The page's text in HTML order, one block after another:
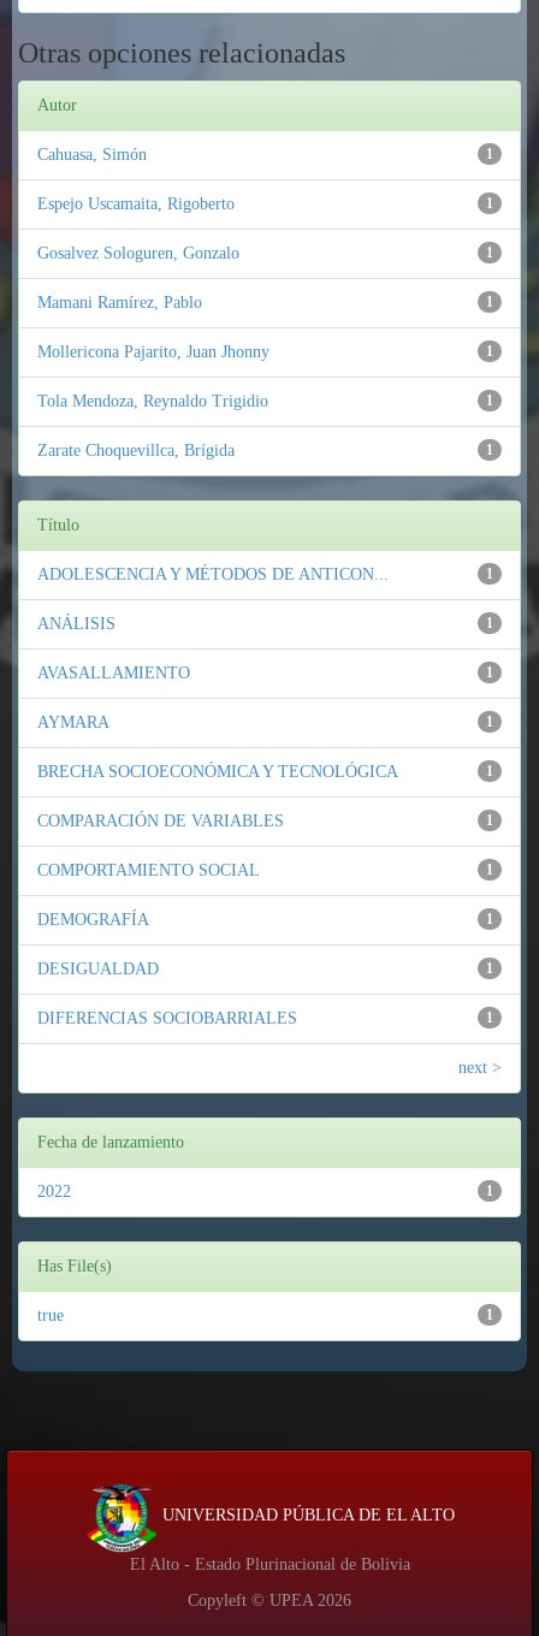
Otras opciones relacionadas
Autor
1
Cahuasa, Simón
1
Espejo Uscamaita, Rigoberto
1
Gosalvez Sologuren, Gonzalo
1
Mamani Ramírez, Pablo
1
Mollericona Pajarito, Juan Jhonny
1
Tola Mendoza, Reynaldo Trigidio
1
Zarate Choquevillca, Brígida
Título
1
ADOLESCENCIA Y MÉTODOS DE ANTICON...
1
ANÁLISIS
1
AVASALLAMIENTO
1
AYMARA
1
BRECHA SOCIOECONÓMICA Y TECNOLÓGICA
1
COMPARACIÓN DE VARIABLES
1
COMPORTAMIENTO SOCIAL
1
DEMOGRAFÍA
1
DESIGUALDAD
1
DIFERENCIAS SOCIOBARRIALES
next >
Fecha de lanzamiento
1
2022
Has File(s)
1
true
UNIVERSIDAD PÚBLICA DE EL ALTO
El Alto - Estado Plurinacional de Bolivia
Copyleft © UPEA 2026